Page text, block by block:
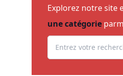
Explorez notre site
une catégorie